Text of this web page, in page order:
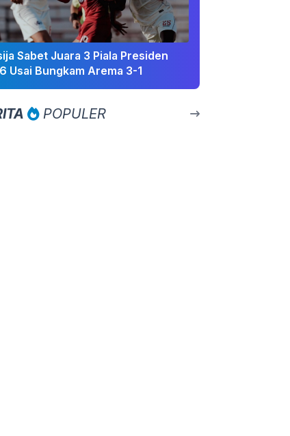
Sabet Juara 3 Piala Presiden
Usai Bungkam Arema 3-1
POPULER